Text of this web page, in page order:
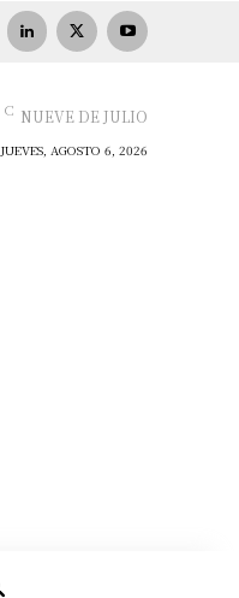
C NUEVE DE JULIO
JUEVES, AGOSTO 6, 2026